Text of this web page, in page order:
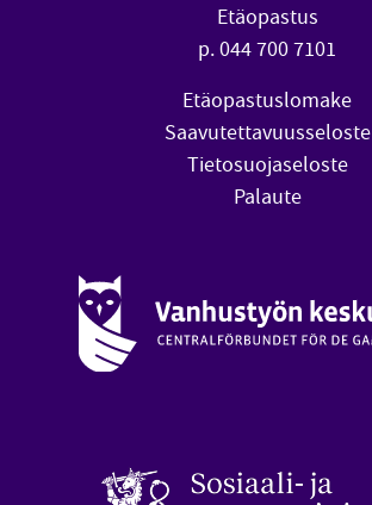
Etäopastus
p. 044 700 7101
Etäopastuslomake
Saavutettavuusseloste
Tietosuojaseloste
Palaute